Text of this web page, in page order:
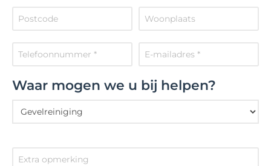
Waar mogen we u bij helpen?